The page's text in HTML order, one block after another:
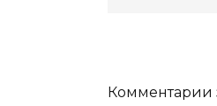
Комментарии